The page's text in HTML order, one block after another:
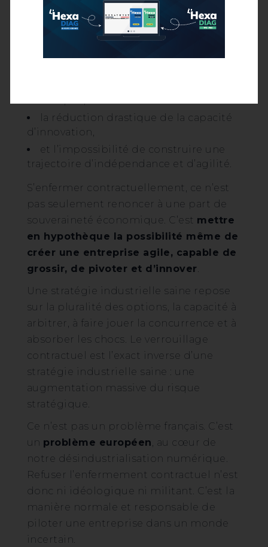
réalité, ils constituent une
anomalie
industrielle.
la réduction drastique de la capacité
d’innovation,
et l’impossibilité de construire une
trajectoire d’indépendance et d’agilité.
S’enfermer contractuellement, ce n’est
pas seulement renoncer à une part de
souveraineté économique. C’est mettre
en hypothèque la possibilité même de
créer une entreprise agile, capable de
grossir, de pivoter et d’innover.
Une stratégie industrielle saine repose
sur la pluralité des options, la capacité à
arbitrer, à faire jouer la concurrence et à
absorber les chocs. Le verrouillage
contractuel est l’exact inverse d’une
stratégie industrielle saine : une
augmentation massive du risque
stratégique.
Ce n’est pas un problème français. C’est
un problème européen, au cœur de
notre désindustrialisation numérique.
Refuser l’enfermement contractuel n’est
donc ni idéologique ni militant. C’est la
manière normale et responsable de
piloter une entreprise dans un monde
incertain.